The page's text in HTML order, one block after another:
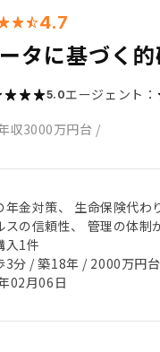
4.7
タに基づく的
5.0エージェント：
収3000万円台 /
年金対策、 生命保険代わ
スの信頼性、 管理の体制
入1件
3分 / 築18年 / 2000万円
02月06日